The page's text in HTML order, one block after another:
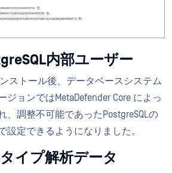
内部ユーザー
ンストール後、データベースシステム
ョンではMetaDefender Core によっ
、調整不可能であったPostgreSQLの
設定できるようになりました。
イプ解析データ